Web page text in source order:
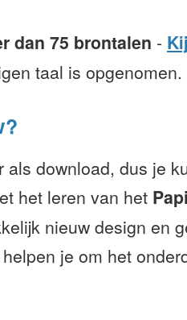
dan 75 brontalen -
taal is opgenomen.
als download, dus je
het leren van het
nieuw design en
helpen je om het